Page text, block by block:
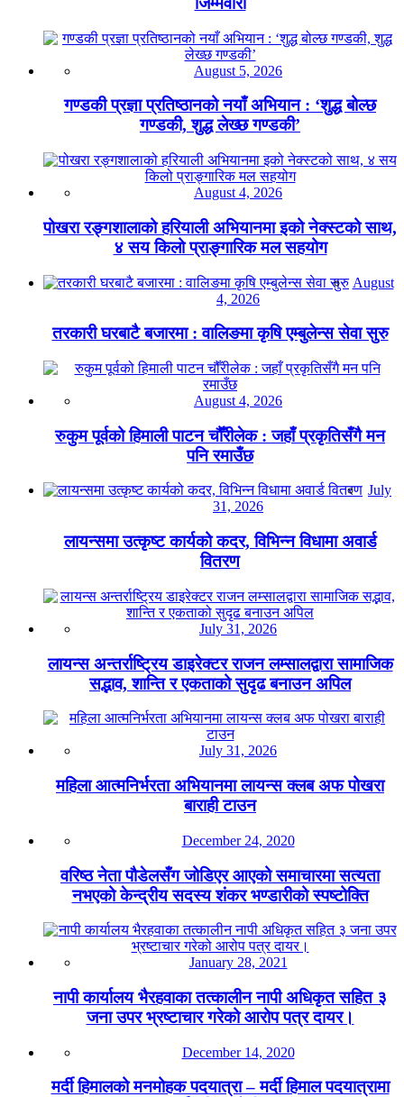
August 5, 2026
गण्डकी प्रज्ञा प्रतिष्ठानको नयाँ अभियान : ‘शुद्ध बोल्छ
गण्डकी, शुद्ध लेख्छ गण्डकी’
August 4, 2026
पोखरा रङ्गशालाको हरियाली अभियानमा इको नेक्स्टको साथ,
४ सय किलो प्राङ्गारिक मल सहयोग
August
4, 2026
तरकारी घरबाटै बजारमा : वालिङमा कृषि एम्बुलेन्स सेवा सुरु
August 4, 2026
रुकुम पूर्वको हिमाली पाटन चौँरीलेक : जहाँ प्रकृतिसँगै मन
पनि रमाउँछ
July
31, 2026
लायन्समा उत्कृष्ट कार्यको कदर, विभिन्न विधामा अवार्ड
वितरण
July 31, 2026
लायन्स अन्तर्राष्ट्रिय डाइरेक्टर राजन लम्सालद्वारा सामाजिक
सद्भाव, शान्ति र एकताको सुदृढ बनाउन अपिल
July 31, 2026
महिला आत्मनिर्भरता अभियानमा लायन्स क्लब अफ पोखरा
बाराही टाउन
December 24, 2020
वरिष्ठ नेता पौडेलसँग जोडिएर आएको समाचारमा सत्यता
नभएको केन्द्रीय सदस्य शंकर भण्डारीको स्पष्टोक्ति
January 28, 2021
नापी कार्यालय भैरहवाका तत्कालीन नापी अधिकृत सहित ३
जना उपर भ्रष्टाचार गरेको आरोप पत्र दायर।
December 14, 2020
मर्दी हिमालको मनमोहक पदयात्रा – मर्दी हिमाल पदयात्रामा